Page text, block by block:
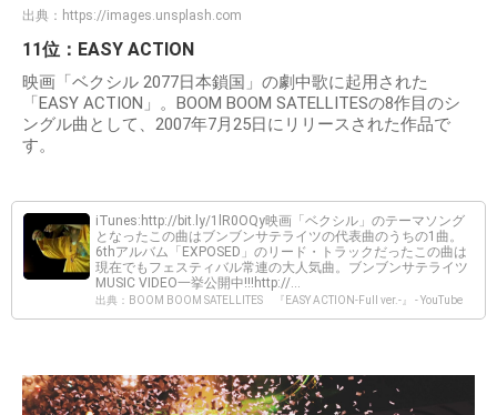
出典： https://images.unsplash.com
11位：EASY ACTION
映画「ベクシル 2077日本鎖国」の劇中歌に起用された
「EASY ACTION」。BOOM BOOM SATELLITESの8作目のシ
ングル曲として、2007年7月25日にリリースされた作品で
す。
iTunes:http://bit.ly/1lR0OQy映画「ベクシル」のテーマソング
となったこの曲はブンブンサテライツの代表曲のうちの1曲。
6thアルバム「EXPOSED」のリード・トラックだったこの曲は
現在でもフェスティバル常連の大人気曲。ブンブンサテライツ
MUSIC VIDEO一挙公開中!!!http://...
出典：BOOM BOOM SATELLITES 『EASY ACTION-Full ver.-』 - YouTube